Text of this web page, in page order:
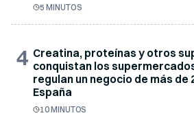
5 MINUTOS
4 Creatina, proteínas y otros
conquistan los
regulan un negocio de más de
España
10 MINUTOS